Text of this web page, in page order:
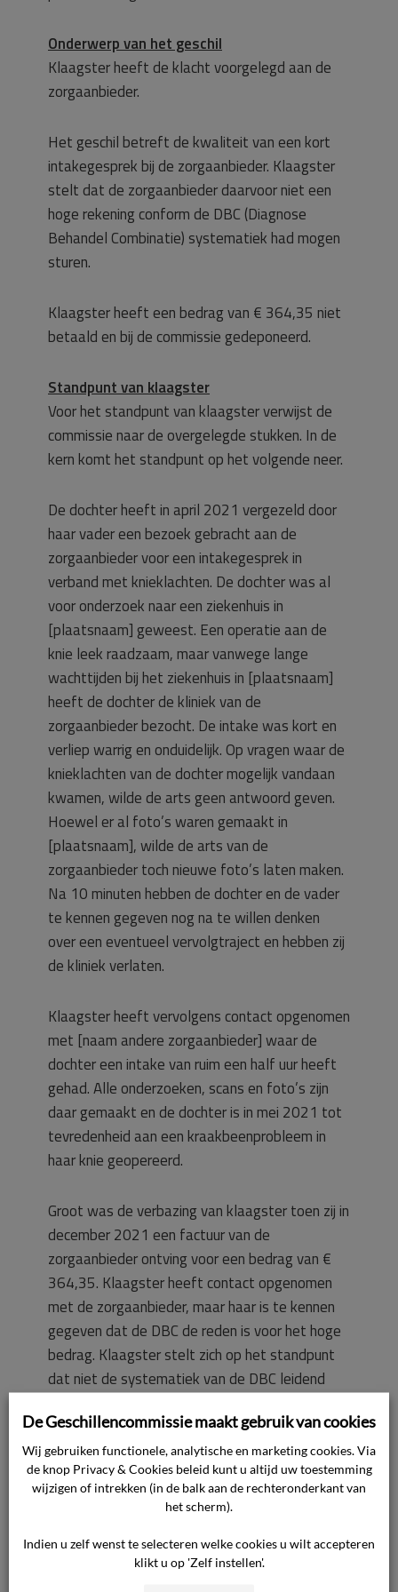
Onderwerp van het geschil
Klaagster heeft de klacht voorgelegd aan de
zorgaanbieder.
Het geschil betreft de kwaliteit van een kort
intakegesprek bij de zorgaanbieder. Klaagster
stelt dat de zorgaanbieder daarvoor niet een
hoge rekening conform de DBC (Diagnose
Behandel Combinatie) systematiek had mogen
sturen.
Klaagster heeft een bedrag van € 364,35 niet
betaald en bij de commissie gedeponeerd.
Standpunt van klaagster
Voor het standpunt van klaagster verwijst de
commissie naar de overgelegde stukken. In de
kern komt het standpunt op het volgende neer.
De dochter heeft in april 2021 vergezeld door
haar vader een bezoek gebracht aan de
zorgaanbieder voor een intakegesprek in
verband met knieklachten. De dochter was al
voor onderzoek naar een ziekenhuis in
[plaatsnaam] geweest. Een operatie aan de
knie leek raadzaam, maar vanwege lange
wachttijden bij het ziekenhuis in [plaatsnaam]
heeft de dochter de kliniek van de
zorgaanbieder bezocht. De intake was kort en
verliep warrig en onduidelijk. Op vragen waar de
knieklachten van de dochter mogelijk vandaan
kwamen, wilde de arts geen antwoord geven.
Hoewel er al foto’s waren gemaakt in
[plaatsnaam], wilde de arts van de
zorgaanbieder toch nieuwe foto’s laten maken.
Na 10 minuten hebben de dochter en de vader
te kennen gegeven nog na te willen denken
over een eventueel vervolgtraject en hebben zij
de kliniek verlaten.
Klaagster heeft vervolgens contact opgenomen
met [naam andere zorgaanbieder] waar de
dochter een intake van ruim een half uur heeft
gehad. Alle onderzoeken, scans en foto’s zijn
daar gemaakt en de dochter is in mei 2021 tot
tevredenheid aan een kraakbeenprobleem in
haar knie geopereerd.
Groot was de verbazing van klaagster toen zij in
december 2021 een factuur van de
zorgaanbieder ontving voor een bedrag van €
364,35. Klaagster heeft contact opgenomen
met de zorgaanbieder, maar haar is te kennen
gegeven dat de DBC de reden is voor het hoge
bedrag. Klaagster stelt zich op het standpunt
dat niet de systematiek van de DBC leidend
geleverde zorg voor de dochter. Die kwaliteit
was slecht om welke reden klaagster de
factuur niet wil betalen.
90,– te betalen voor het intakegesprek van 10
minuten. De zorgaanbieder is daarmee niet
De Geschillencommissie maakt gebruik van cookies
Wij gebruiken functionele, analytische en marketing cookies. Via
de knop Privacy & Cookies beleid kunt u altijd uw toestemming
wijzigen of intrekken (in de balk aan de rechteronderkant van
het scherm).
Indien u zelf wenst te selecteren welke cookies u wilt accepteren
klikt u op 'Zelf instellen'.